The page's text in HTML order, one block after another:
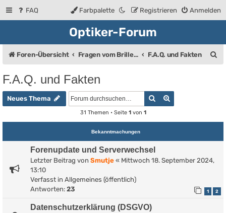
FAQ Anmelden
Registrieren
Farbpalette
Optiker-Forum
Foren-Übersicht Fragen vom Brillenträger an den Augenoptiker F.A.Q. und Fakten
F.A.Q. und Fakten
Neues Thema Suche
31 Themen • Seite 1von 1
Bekanntmachungen
Forenupdate und Serverwechsel
Letzter Beitrag von Smutje « Mittwoch 18. September 2024,
13:10
Verfasst in Allgemeines (öffentlich)
Antworten: 23 1 2
Datenschutzerklärung (DSGVO)